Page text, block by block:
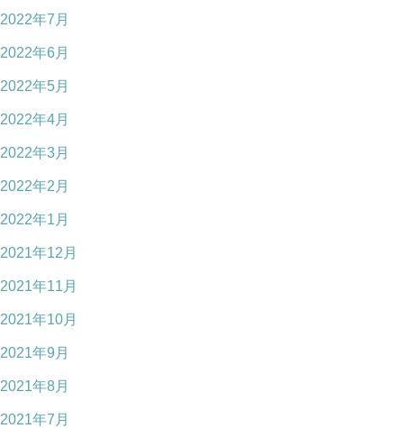
2022年7月
2022年6月
2022年5月
2022年4月
2022年3月
2022年2月
2022年1月
2021年12月
2021年11月
2021年10月
2021年9月
2021年8月
2021年7月